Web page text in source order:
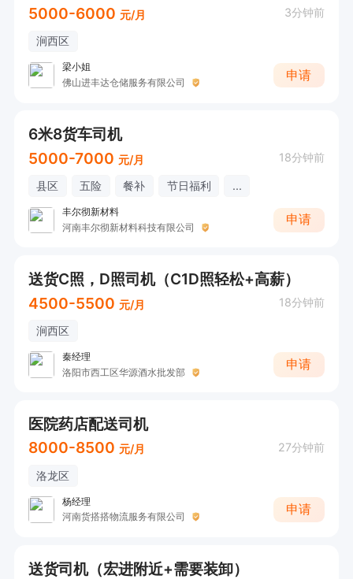
5000-6000 元/月 3分钟前
涧西区
梁小姐
佛山进丰达仓储服务有限公司
申请
6米8货车司机
5000-7000 元/月 18分钟前
县区 五险 餐补 节日福利 ...
丰尔彻新材料
河南丰尔彻新材料科技有限公司
申请
送货C照，D照司机（C1D照轻松+高薪）
4500-5500 元/月 18分钟前
涧西区
秦经理
洛阳市西工区华源酒水批发部
申请
医院药店配送司机
8000-8500 元/月 27分钟前
洛龙区
杨经理
河南货搭搭物流服务有限公司
申请
送货司机（宏进附近+需要装卸）